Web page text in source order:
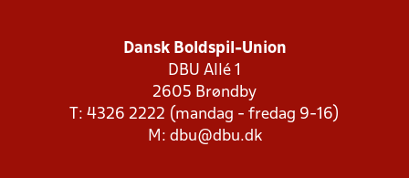
Dansk Boldspil-Union
DBU Allé 1
2605 Brøndby
T: 4326 2222 (mandag - fredag 9-16)
M: dbu@dbu.dk